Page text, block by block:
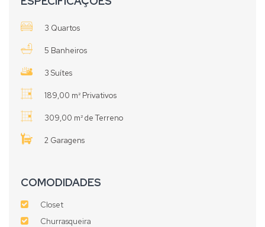
3 Quartos
5 Banheiros
3 Suítes
189,00 m² Privativos
309,00 m² de Terreno
2 Garagens
COMODIDADES
Closet
Churrasqueira